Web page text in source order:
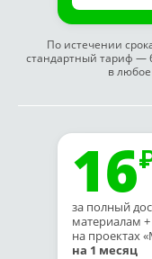
По истечении
стандартный тариф —
в
16
за полный
материалам
на проектах
на 1 месяц